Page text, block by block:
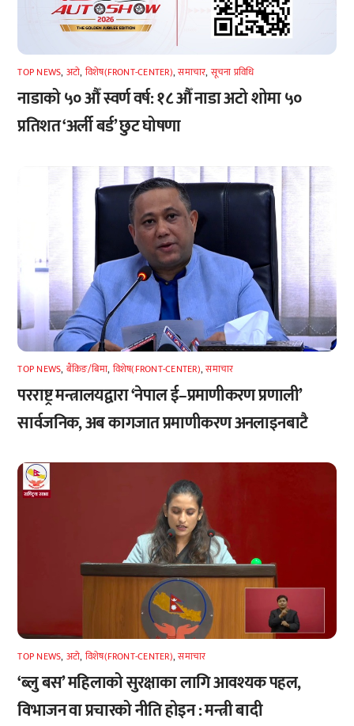
TOP NEWS, अटाे, विशेष(FRONT-CENTER),समाचार, सूचना प्रविधि
नाडाको ५० औँ स्वर्ण वर्ष: १८ औँ नाडा अटो शोमा ५०
प्रतिशत ‘अर्ली बर्ड’ छुट घोषणा
TOP NEWS, बैंकिङ/बिमा, विशेष(FRONT-CENTER),समाचार
परराष्ट्र मन्त्रालयद्वारा ‘नेपाल ई–प्रमाणीकरण प्रणाली’
सार्वजनिक, अब कागजात प्रमाणीकरण अनलाइनबाटै
TOP NEWS, अटाे, विशेष(FRONT-CENTER),समाचार
‘ब्लु बस’ महिलाको सुरक्षाका लागि आवश्यक पहल,
विभाजन वा प्रचारको नीति होइन : मन्त्री बादी